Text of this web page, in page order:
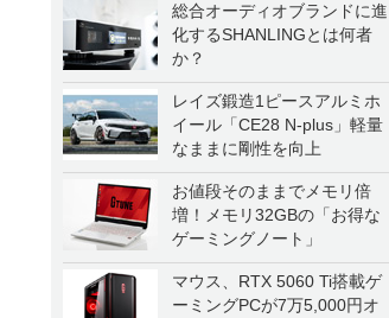
総合オーディオブランドに進
化するSHANLINGとは何者
か？
レイズ鍛造1ピースアルミホ
イール「CE28 N-plus」軽量
なままに剛性を向上
お値段そのままでメモリ倍
増！メモリ32GBの「お得な
ゲーミングノート」
マウス、RTX 5060 Ti搭載ゲ
ーミングPCが7万5,000円オ